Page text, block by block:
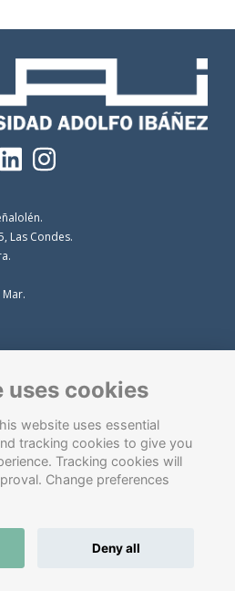
Las Condes.
antiguos alumnosenergizado por
uses cookies
website uses essential
tracking cookies to give you
Tracking cookies will
Change preferences
Deny all